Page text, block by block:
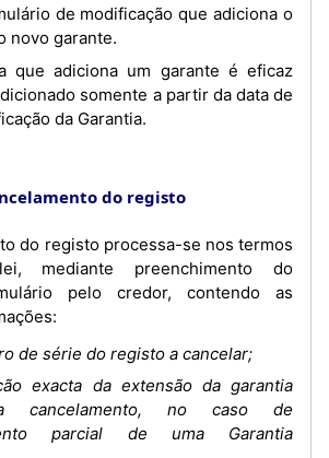
de modificação que adiciona o
novo garante.
somente a partir da data de
da Garantia.
do registo
mediante preenchimento do
pelo credor, contendo as
de série do registo a cancelar;
exacta da extensão da garantia
cancelamento, no caso de
parcial de uma Garantia